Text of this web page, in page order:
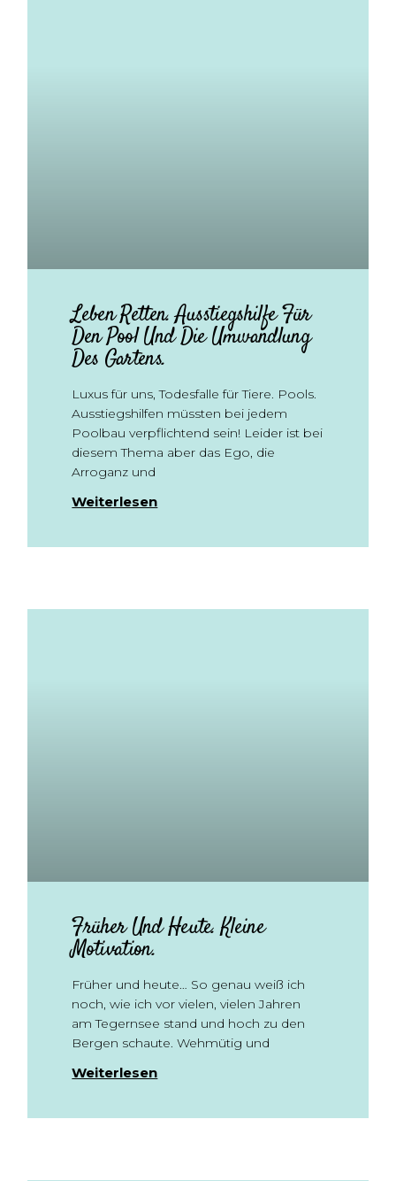
Leben Retten. Ausstiegshilfe Für
Den Pool Und Die Umwandlung
Des Gartens.
Luxus für uns, Todesfalle für Tiere. Pools.
Ausstiegshilfen müssten bei jedem
Poolbau verpflichtend sein! Leider ist bei
diesem Thema aber das Ego, die
Arroganz und
Weiterlesen
Früher Und Heute. Kleine
Motivation.
Früher und heute… So genau weiß ich
noch, wie ich vor vielen, vielen Jahren
am Tegernsee stand und hoch zu den
Bergen schaute. Wehmütig und
Weiterlesen